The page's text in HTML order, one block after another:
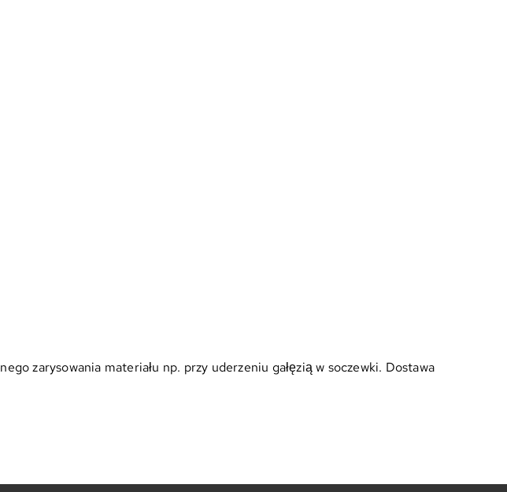
zarysowania materiału np. przy uderzeniu gałęzią w soczewki. Dostawa